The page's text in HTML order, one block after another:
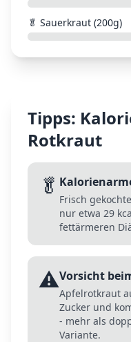
🥬 Sauerkraut (200g)
Tipps:
Rotkraut
🥬 Frisch
nur etwa 29
fettärmeren
⚠️Vorsicht
Apfelrotkraut
Zucker und
- mehr als
Variante.